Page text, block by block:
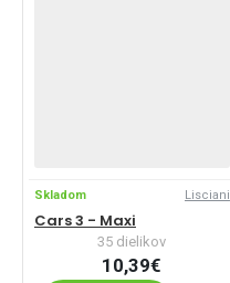
Skladom Lisciani
Cars 3 - Maxi
35 dielikov
10,39€